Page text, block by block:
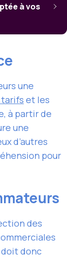
à vos
une
et les
à partir de
une
d’autres
pour
des
doit donc